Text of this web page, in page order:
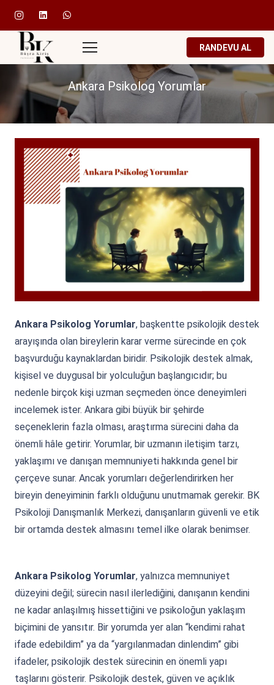
RANDEVU AL
Ankara Psikolog Yorumlar
Ankara Psikolog Yorumlar, başkentte psikolojik destek
arayışında olan bireylerin karar verme sürecinde en çok
başvurduğu kaynaklardan biridir. Psikolojik destek almak,
kişisel ve duygusal bir yolculuğun başlangıcıdır; bu
nedenle birçok kişi uzman seçmeden önce deneyimleri
incelemek ister. Ankara gibi büyük bir şehirde
seçeneklerin fazla olması, araştırma sürecini daha da
önemli hâle getirir. Yorumlar, bir uzmanın iletişim tarzı,
yaklaşımı ve danışan memnuniyeti hakkında genel bir
çerçeve sunar. Ancak yorumları değerlendirirken her
bireyin deneyiminin farklı olduğunu unutmamak gerekir. BK
Psikoloji Danışmanlık Merkezi, danışanların güvenli ve etik
bir ortamda destek almasını temel ilke olarak benimser.
Ankara Psikolog Yorumlar, yalnızca memnuniyet
düzeyini değil; sürecin nasıl ilerlediğini, danışanın kendini
ne kadar anlaşılmış hissettiğini ve psikoloğun yaklaşım
biçimini de yansıtır. Bir yorumda yer alan “kendimi rahat
ifade edebildim” ya da “yargılanmadan dinlendim” gibi
ifadeler, psikolojik destek sürecinin en önemli yapı
taşlarını gösterir. Psikolojik destek, güven ve açıklık